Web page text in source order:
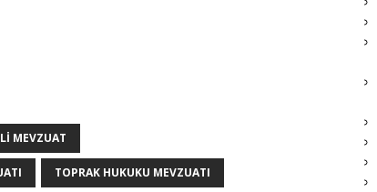
MEVZUAT
TOPRAK HUKUKU MEVZUATI